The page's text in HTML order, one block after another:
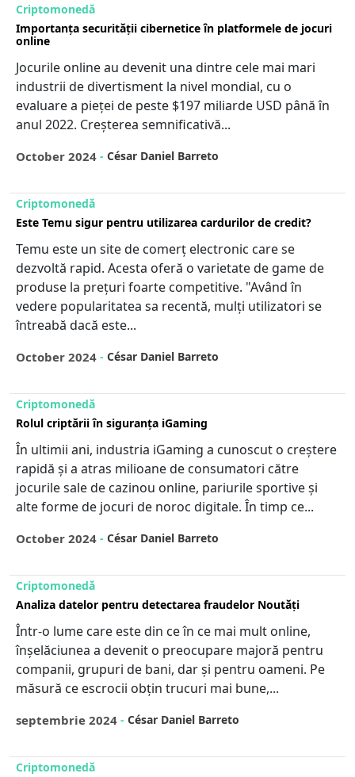
Criptomonedă
Importanța securității cibernetice în platformele de jocuri
online
Jocurile online au devenit una dintre cele mai mari
industrii de divertisment la nivel mondial, cu o
evaluare a pieței de peste $197 miliarde USD până în
anul 2022. Creșterea semnificativă...
October 2024 - César Daniel Barreto
Criptomonedă
Este Temu sigur pentru utilizarea cardurilor de credit?
Temu este un site de comerț electronic care se
dezvoltă rapid. Acesta oferă o varietate de game de
produse la prețuri foarte competitive. "Având în
vedere popularitatea sa recentă, mulți utilizatori se
întreabă dacă este...
October 2024 - César Daniel Barreto
Criptomonedă
Rolul criptării în siguranța iGaming
În ultimii ani, industria iGaming a cunoscut o creștere
rapidă și a atras milioane de consumatori către
jocurile sale de cazinou online, pariurile sportive și
alte forme de jocuri de noroc digitale. În timp ce...
October 2024 - César Daniel Barreto
Criptomonedă
Analiza datelor pentru detectarea fraudelor Noutăți
Într-o lume care este din ce în ce mai mult online,
înșelăciunea a devenit o preocupare majoră pentru
companii, grupuri de bani, dar și pentru oameni. Pe
măsură ce escrocii obțin trucuri mai bune,...
septembrie 2024 - César Daniel Barreto
Criptomonedă